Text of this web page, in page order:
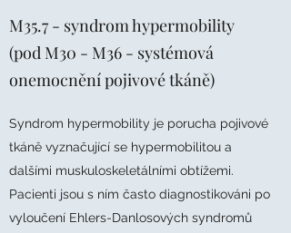
M35.7 - syndrom hypermobility
(pod M30 - M36 - systémová
onemocnění pojivové tkáně)
Syndrom hypermobility je porucha pojivové
tkáně vyznačující se hypermobilitou a
dalšími muskuloskeletálními obtížemi.
Pacienti jsou s ním často diagnostikováni po
vyloučení Ehlers-Danlosových syndromů